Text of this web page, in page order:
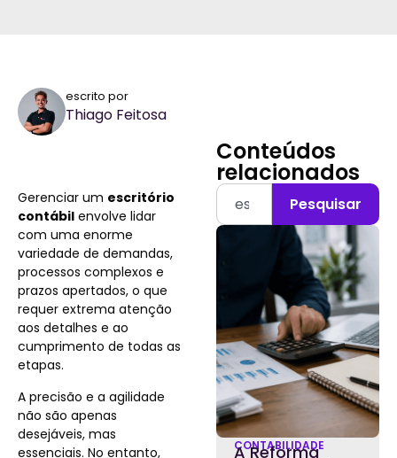
escrito por
Thiago Feitosa
Gerenciar um escritório
contábil envolve lidar
com uma enorme
variedade de demandas,
processos complexos e
prazos apertados, o que
requer extrema atenção
aos detalhes e ao
cumprimento de todas as
etapas.
A precisão e a agilidade
não são apenas
desejáveis, mas
essenciais. No entanto,
Conteúdos
relacionados
Pesquisar
CONTABILIDADE
A Reforma